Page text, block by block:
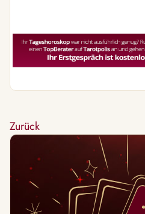
Zurück